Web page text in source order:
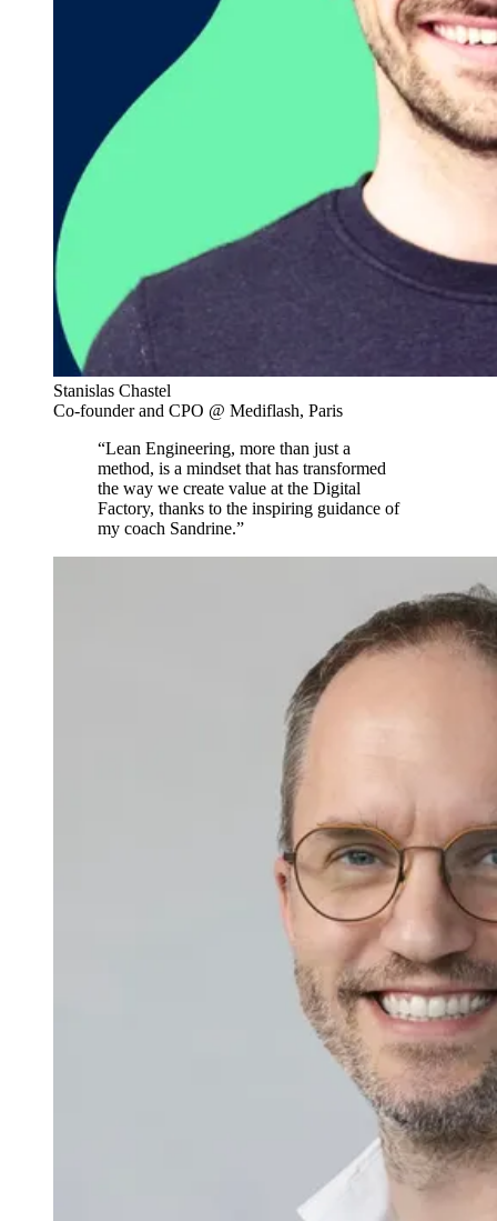
Stanislas Chastel
Co-founder and CPO @ Mediflash, Paris
“Lean Engineering, more than just a
method, is a mindset that has transformed
the way we create value at the Digital
Factory, thanks to the inspiring guidance of
my coach Sandrine.”